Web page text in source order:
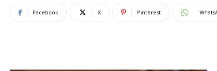
Facebook X Pinterest